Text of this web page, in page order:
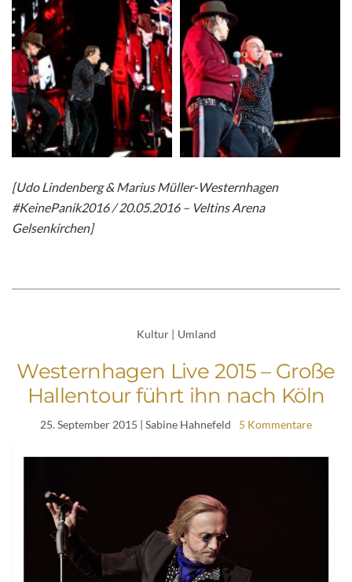
[Udo Lindenberg & Marius Müller-Westernhagen
#KeinePanik2016 / 20.05.2016 – Veltins Arena
Gelsenkirchen]
Kultur | Umland
Westernhagen Live 2015 – Große
Hallentour führt ihn nach Köln
25. September 2015 | Sabine Hahnefeld 5 Kommentare